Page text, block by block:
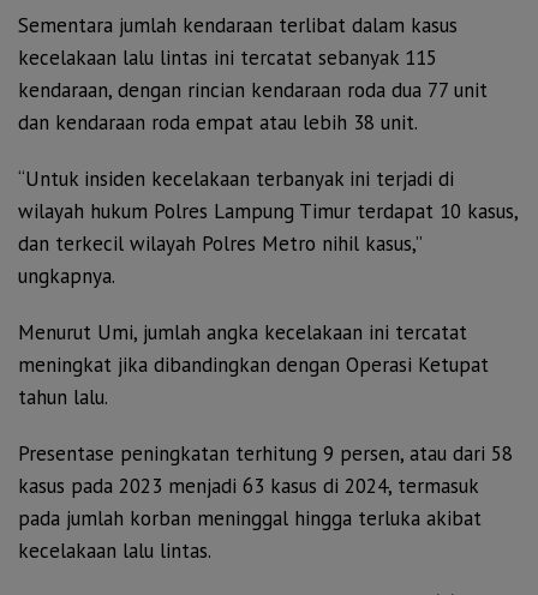
Sementara jumlah kendaraan terlibat dalam kasus
kecelakaan lalu lintas ini tercatat sebanyak 115
kendaraan, dengan rincian kendaraan roda dua 77 unit
dan kendaraan roda empat atau lebih 38 unit.
“Untuk insiden kecelakaan terbanyak ini terjadi di
wilayah hukum Polres Lampung Timur terdapat 10 kasus,
dan terkecil wilayah Polres Metro nihil kasus,”
ungkapnya.
Menurut Umi, jumlah angka kecelakaan ini tercatat
meningkat jika dibandingkan dengan Operasi Ketupat
tahun lalu.
Presentase peningkatan terhitung 9 persen, atau dari 58
kasus pada 2023 menjadi 63 kasus di 2024, termasuk
pada jumlah korban meninggal hingga terluka akibat
kecelakaan lalu lintas.